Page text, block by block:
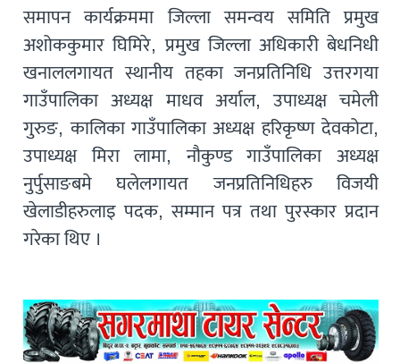
समापन कार्यक्रममा जिल्ला समन्वय समिति प्रमुख
अशोककुमार घिमिरे, प्रमुख जिल्ला अधिकारी बेधनिधी
खनाललगायत स्थानीय तहका जनप्रतिनिधि उत्तरगया
गाउँपालिका अध्यक्ष माधव अर्याल, उपाध्यक्ष चमेली
गुरुङ, कालिका गाउँपालिका अध्यक्ष हरिकृष्ण देवकोटा,
उपाध्यक्ष मिरा लामा, नौकुण्ड गाउँपालिका अध्यक्ष
नुर्पुसाङबमे घलेलगायत जनप्रतिनिधिहरु विजयी
खेलाडीहरुलाइ पदक, सम्मान पत्र तथा पुरस्कार प्रदान
गरेका थिए ।